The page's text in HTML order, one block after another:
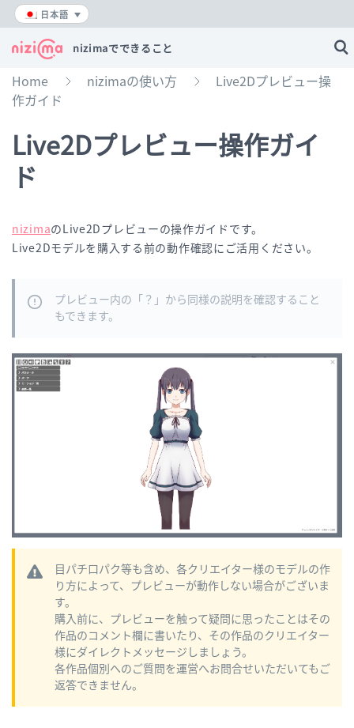
日本語
nizimaでできること
Home nizimaの使い方
Live2Dプレビュー操
作ガイド
Live2Dプレビュー操作ガイ
ド
nizimaのLive2Dプレビューの操作ガイドです。
Live2Dモデルを購入する前の動作確認にご活用ください。
プレビュー内の「？」から同様の説明を確認すること
もできます。
目パチ口パク等も含め、各クリエイター様のモデルの作
り方によって、プレビューが動作しない場合がございま
す。
購入前に、プレビューを触って疑問に思ったことはその
作品のコメント欄に書いたり、その作品のクリエイター
様にダイレクトメッセージしましょう。
各作品個別へのご質問を運営へお問合せいただいてもご
返答できません。